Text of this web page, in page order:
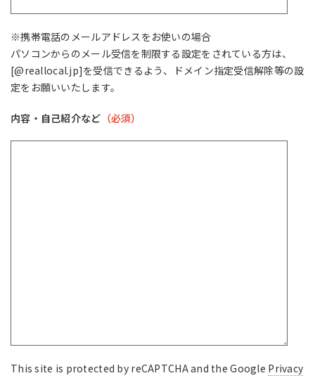
※携帯電話のメールアドレスをお使いの場合
パソコンからのメール受信を制限する設定をされている方は、
[@reallocal.jp]を受信できるよう、ドメイン指定受信解除等の設
定をお願いいたします。
内容・自己紹介など （必須）
This site is protected by reCAPTCHA and the Google Privacy